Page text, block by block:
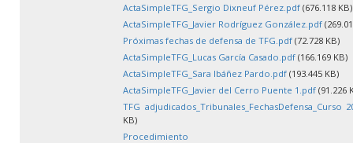
ActaSimpleTFG_Sergio Dixneuf Pérez.pdf (676.118 KB)
ActaSimpleTFG_Javier Rodríguez González.pdf
Próximas fechas de defensa de TFG.pdf (72.728 KB)
ActaSimpleTFG_Lucas García Casado.pdf (166.169 KB)
ActaSimpleTFG_Sara Ibáñez Pardo.pdf (193.445 KB)
ActaSimpleTFG_Javier del Cerro Puente 1.pdf (91.226
TFG adjudicados_Tribunales_FechasDefensa_Curso
KB)
Procedimiento